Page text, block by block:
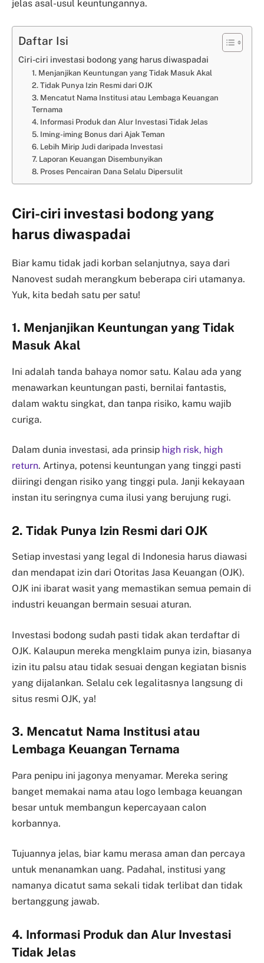
jelas asal-usul keuntungannya.
Daftar Isi
Ciri-ciri investasi bodong yang harus diwaspadai
1. Menjanjikan Keuntungan yang Tidak Masuk Akal
2. Tidak Punya Izin Resmi dari OJK
3. Mencatut Nama Institusi atau Lembaga Keuangan
Ternama
4. Informasi Produk dan Alur Investasi Tidak Jelas
5. Iming-iming Bonus dari Ajak Teman
6. Lebih Mirip Judi daripada Investasi
7. Laporan Keuangan Disembunyikan
8. Proses Pencairan Dana Selalu Dipersulit
Ciri-ciri investasi bodongyang
harus diwaspadai
Biar kamu tidak jadi korban selanjutnya, saya dari
Nanovest sudah merangkum beberapa ciri utamanya.
Yuk, kita bedah satu per satu!
1. Menjanjikan Keuntungan yang Tidak
Masuk Akal
Ini adalah tanda bahaya nomor satu. Kalau ada yang
menawarkan keuntungan pasti, bernilai fantastis,
dalam waktu singkat, dan tanpa risiko, kamu wajib
curiga.
Dalam dunia investasi, ada prinsip high risk, high
return. Artinya, potensi keuntungan yang tinggi pasti
diiringi dengan risiko yang tinggi pula. Janji kekayaan
instan itu seringnya cuma ilusi yang berujung rugi.
2. Tidak Punya Izin Resmi dari OJK
Setiap investasi yang legal di Indonesia harus diawasi
dan mendapat izin dari Otoritas Jasa Keuangan (OJK).
OJK ini ibarat wasit yang memastikan semua pemain di
industri keuangan bermain sesuai aturan.
Investasi bodong sudah pasti tidak akan terdaftar di
OJK. Kalaupun mereka mengklaim punya izin, biasanya
izin itu palsu atau tidak sesuai dengan kegiatan bisnis
yang dijalankan. Selalu cek legalitasnya langsung di
situs resmi OJK, ya!
3. Mencatut Nama Institusi atau
Lembaga Keuangan Ternama
Para penipu ini jagonya menyamar. Mereka sering
banget memakai nama atau logo lembaga keuangan
besar untuk membangun kepercayaan calon
korbannya.
Tujuannya jelas, biar kamu merasa aman dan percaya
untuk menanamkan uang. Padahal, institusi yang
namanya dicatut sama sekali tidak terlibat dan tidak
bertanggung jawab.
4. Informasi Produk dan Alur Investasi
Tidak Jelas